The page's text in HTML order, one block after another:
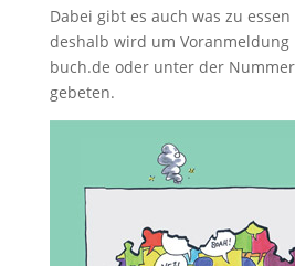
Dabei gibt es auch was zu essen
deshalb wird um
buch.­de oder unter der Nummer
gebeten.